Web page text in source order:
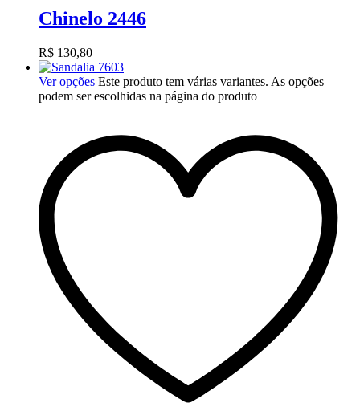
Chinelo 2446
R$ 130,80
Ver opções Este produto tem várias variantes. As opções
podem ser escolhidas na página do produto